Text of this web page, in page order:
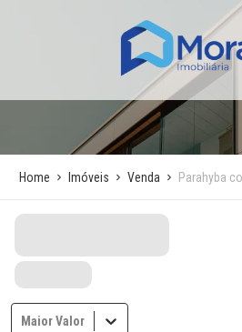
Home Imóveis Venda Parahyba
Maior Valor